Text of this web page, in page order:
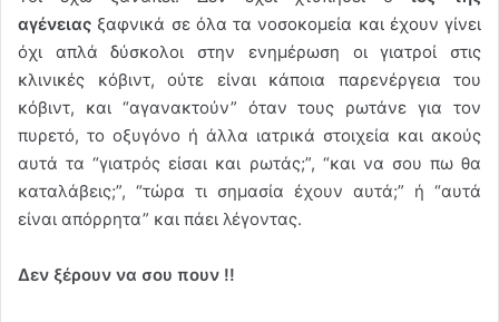
αγένειας ξαφνικά σε όλα τα νοσοκομεία και έχουν γίνει
όχι απλά δύσκολοι στην ενημέρωση οι γιατροί στις
κλινικές κόβιντ, ούτε είναι κάποια παρενέργεια του
κόβιντ, και “αγανακτούν” όταν τους ρωτάνε για τον
πυρετό, το οξυγόνο ή άλλα ιατρικά στοιχεία και ακούς
αυτά τα “γιατρός είσαι και ρωτάς;”, “και να σου πω θα
καταλάβεις;”, “τώρα τι σημασία έχουν αυτά;” ή “αυτά
είναι απόρρητα” και πάει λέγοντας.
Δεν ξέρουν να σου πουν !!